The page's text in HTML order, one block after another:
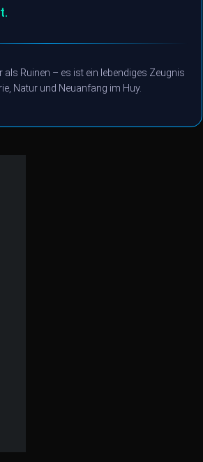
Ruinen – es ist ein lebendiges Zeugnis
Natur und Neuanfang im Huy.